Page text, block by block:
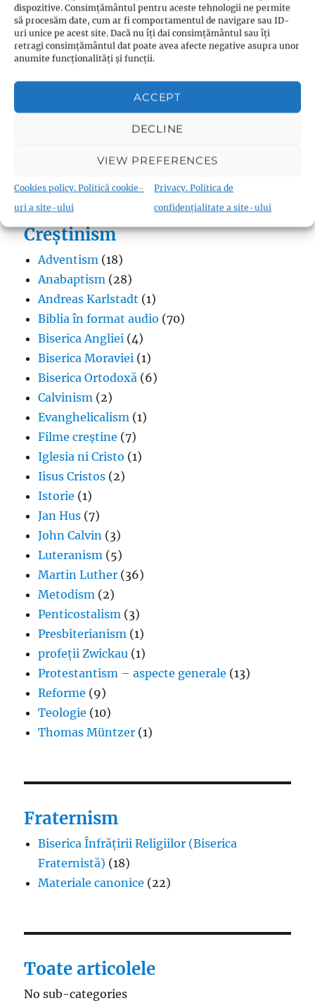
dispozitive. Consimțământul pentru aceste tehnologii ne permite
să procesăm date, cum ar fi comportamentul de navigare sau ID-
uri unice pe acest site. Dacă nu îți dai consimțământul sau îți
retragi consimțământul dat poate avea afecte negative asupra unor
anumite funcționalități și funcții.
ACCEPT
DECLINE
VIEW PREFERENCES
Cookies policy. Politică cookie-
uri a site-ului
Privacy. Politica de
confidențialitate a site-ului
Budism
Budismul în Japonia
(1)
Creștinism
Adventism (18)
Anabaptism (28)
Andreas Karlstadt (1)
Biblia în format audio (70)
Biserica Angliei (4)
Biserica Moraviei (1)
Biserica Ortodoxă (6)
Calvinism (2)
Evanghelicalism (1)
Filme creștine (7)
Iglesia ni Cristo (1)
Iisus Cristos (2)
Istorie (1)
Jan Hus (7)
John Calvin (3)
Luteranism (5)
Martin Luther (36)
Metodism (2)
Penticostalism (3)
Presbiterianism (1)
profeții Zwickau (1)
Protestantism – aspecte generale (13)
Reforme (9)
Teologie (10)
Thomas Müntzer (1)
Fraternism
Biserica Înfrățirii Religiilor (Biserica
Fraternistă) (18)
Materiale canonice (22)
Toate articolele
No sub-categories